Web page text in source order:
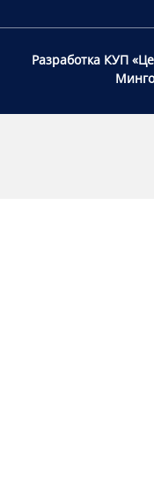
Разработка КУП